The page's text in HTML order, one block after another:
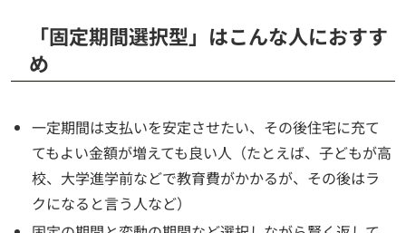
「固定期間選択型」はこんな人におすす
め
一定期間は支払いを安定させたい、その後住宅に充て
てもよい金額が増えても良い人（たとえば、子どもが高
校、大学進学前などで教育費がかかるが、その後はラ
クになると言う人など）